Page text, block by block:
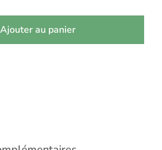
Ajouter au panier